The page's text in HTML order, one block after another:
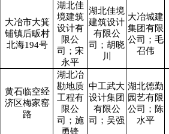
大冶市大箕
铺镇后畈村
北海194号
湖北佳
境建筑
设计有
限公
司；宋
永平
湖北佳境
建筑设计
有限公
司；胡晓
川
大冶城建
集团有限
公司；毛
召伟
黄石临空经
济区梅家窑
路
湖北冶
勘地质
工程有
限公
司；施
勇锋
中工武大
设计集团
有限公
司；吴强
湖北德勤
园艺有限
公司；陈
水平